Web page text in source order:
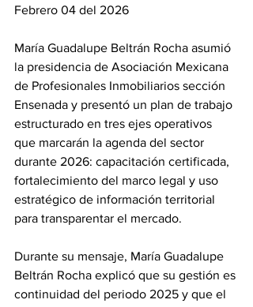
Febrero 04 del 2026
María Guadalupe Beltrán Rocha asumió
la presidencia de Asociación Mexicana
de Profesionales Inmobiliarios sección
Ensenada y presentó un plan de trabajo
estructurado en tres ejes operativos
que marcarán la agenda del sector
durante 2026: capacitación certificada,
fortalecimiento del marco legal y uso
estratégico de información territorial
para transparentar el mercado.
Durante su mensaje, María Guadalupe
Beltrán Rocha explicó que su gestión es
continuidad del periodo 2025 y que el